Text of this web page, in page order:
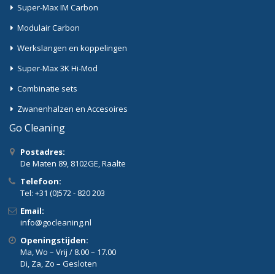
Super-Max IM Carbon
Modulair Carbon
Werkslangen en koppelingen
Super-Max 3K Hi-Mod
Combinatie sets
Zwanenhalzen en Accesoires
Go Cleaning
Postadres:
De Maten 89, 8102GE, Raalte
Telefoon:
Tel: +31 (0)572 - 820 203
Email:
info@gocleaning.nl
Openingstijden:
Ma, Wo – Vrij / 8.00 – 17.00
Di, Za, Zo – Gesloten